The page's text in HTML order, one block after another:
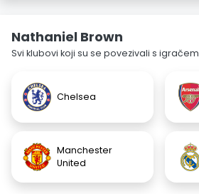
Nathaniel Brown
Svi klubovi koji su se povezivali s igračem
Chelsea
Manchester
United